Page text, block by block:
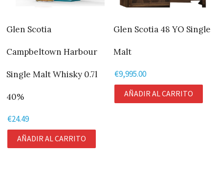
Glen Scotia
Campbeltown Harbour
Single Malt Whisky 0.7l
40%
€24.49
AÑADIR AL CARRITO
Glen Scotia 48 YO Single
Malt
€9,995.00
AÑADIR AL CARRITO